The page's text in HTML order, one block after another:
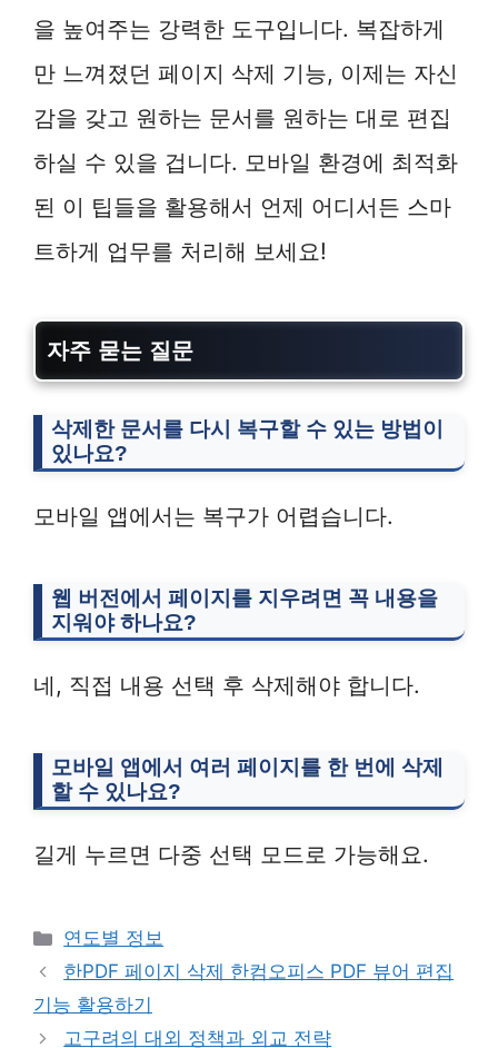
을 높여주는 강력한 도구입니다. 복잡하게
만 느껴졌던 페이지 삭제 기능, 이제는 자신
감을 갖고 원하는 문서를 원하는 대로 편집
하실 수 있을 겁니다. 모바일 환경에 최적화
된 이 팁들을 활용해서 언제 어디서든 스마
트하게 업무를 처리해 보세요!
자주 묻는 질문
삭제한 문서를 다시 복구할 수 있는 방법이
있나요?
모바일 앱에서는 복구가 어렵습니다.
웹 버전에서 페이지를 지우려면 꼭 내용을
지워야 하나요?
네, 직접 내용 선택 후 삭제해야 합니다.
모바일 앱에서 여러 페이지를 한 번에 삭제
할 수 있나요?
길게 누르면 다중 선택 모드로 가능해요.
Categories
연도별 정보
한PDF 페이지 삭제 한컴오피스 PDF 뷰어 편집
기능 활용하기
고구려의 대외 정책과 외교 전략